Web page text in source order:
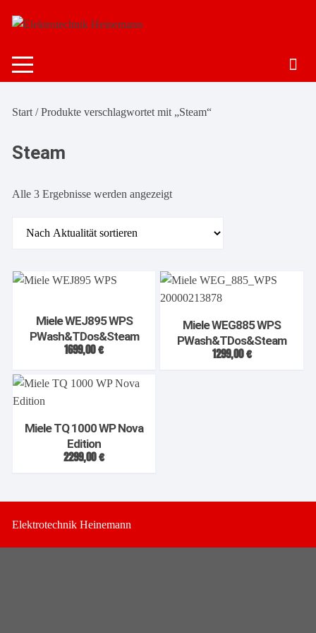
Inhalt
Start / Produkte verschlagwortet mit „Steam“
Steam
Alle 3 Ergebnisse werden angezeigt
Miele WEJ895 WPS
PWash&TDos&Steam
1699,00€
Miele WEG885 WPS
PWash&TDos&Steam
1299,00€
Miele TQ 1000 WP Nova
Edition
2299,00€
Elektrotechnik Heinemann